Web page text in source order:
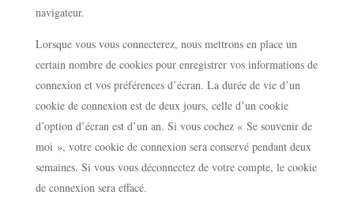
navigateur.
Lorsque vous vous connecterez, nous mettrons en place un
certain nombre de cookies pour enregistrer vos informations de
connexion et vos préférences d’écran. La durée de vie d’un
cookie de connexion est de deux jours, celle d’un cookie
d’option d’écran est d’un an. Si vous cochez « Se souvenir de
moi », votre cookie de connexion sera conservé pendant deux
semaines. Si vous vous déconnectez de votre compte, le cookie
de connexion sera effacé.